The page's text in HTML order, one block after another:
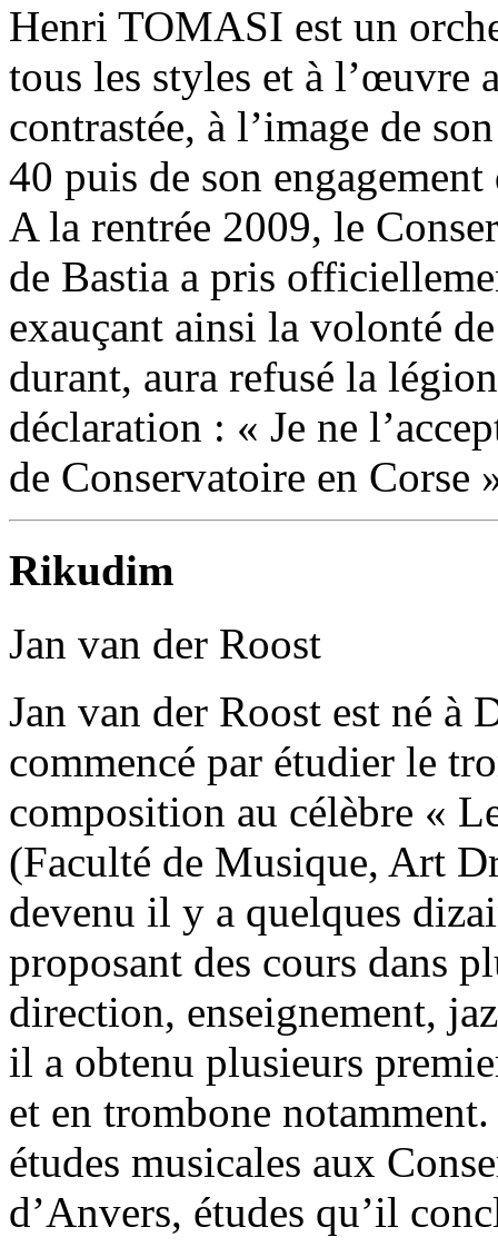
Henri TOMASI est un
tous les styles et à l’œuvre
contrastée, à l’image de
40 puis de son
A la rentrée 2009, le
de Bastia a pris
exauçant ainsi la volonté
durant, aura refusé la
déclaration : « Je ne
de Conservatoire en Corse
Rikudim
Jan van der Roost
Jan van der Roost est né
commencé par étudier le
composition au célèbre «
(Faculté de Musique, Art
devenu il y a quelques
proposant des cours dans
direction, enseignement,
il a obtenu plusieurs
et en trombone
études musicales aux
d’Anvers, études qu’il